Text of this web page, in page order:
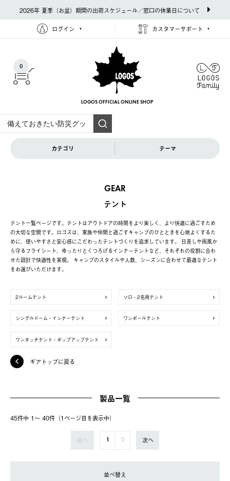
2026年 夏季（お盆）期間の出荷スケジュール／窓口の休業日について
ログイン カスタマーサポート
0
LOGOS OFFICIAL ONLINE SHOP
カテゴリ テーマ
GEAR
テント
テント一覧ページです。テントはアウトドアの時間をより楽しく、より快適に過ごすため
の大切な空間です。ロゴスは、家族や仲間と過ごすキャンプのひとときを心地よくするた
めに、使いやすさと安心感にこだわったテントづくりを追求しています。 日差しや雨風か
ら守るフライシート、ゆったりとくつろげるインナーテントなど、それぞれの役割に合わ
せた設計で快適性を実現。 キャンプのスタイルや人数、シーズンに合わせて最適なテント
をお選びいただけます。
2ルームテント ソロ・2名用テント
シングルドーム・インナーテント ワンポールテント
ワンタッチテント・ポップアップテント
ギアトップに戻る
製品一覧
45件中 1〜 40件（1ページ⽬を表⽰中）
前へ 1 2 次へ
並べ替え